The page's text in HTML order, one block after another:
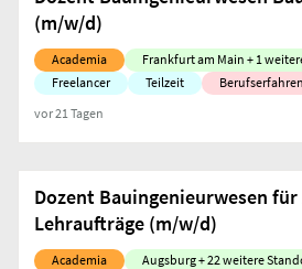
(m/w/d)
Academia
Frankfurt am Main + 1
Freelancer
Teilzeit
vor 21 Tagen
Dozent Bauingenieurwesen
Lehraufträge (m/w/d)
Academia Augsburg + 22 weitere